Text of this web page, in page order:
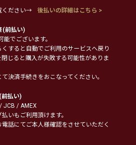
ください→
後払いの詳細はこちら >
(前払い)
でございます。
すると自動でご利用のサービスへ戻り
じると購入が失敗する可能性がありま
決済手続きをおこなってください。
(前払い)
JCB / AMEX
いもご利用頂けます。
話にてご本人様確認をさせていただく